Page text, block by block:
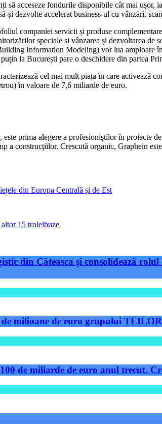
să acceseze fondurile disponibile cât mai
dezvolte accelerat business-ul cu vânzări,
companiei servicii și produse
speciale și vânzarea și dezvoltarea
Information Modeling) vor lua amploare
la București pare o deschidere din partea
cel mai mult piața în care activează
în valoare de 7,6 miliarde de euro.
prima alegere a profesioniștilor în proiecte
construcțiilor. Crescută organic, Graphein
din Europa Centrală și de Est
15 troleibuze
din Căteasca și consolidează
milioane de euro grupului TEILOR
de miliarde de euro anul trecut.